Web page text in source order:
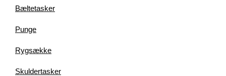
Bæltetasker
Punge
Rygsække
Skuldertasker